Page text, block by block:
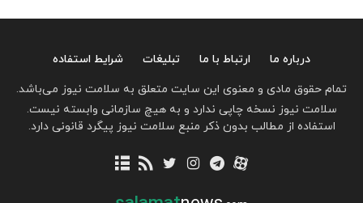
درباره ما ارتباط با ما تبلیغات
شرایط استفاده
تمام حقوق مادی و معنوی این سایت متعلق به سلامت نیوز می‌باشد.
سلامت نیوز نسخه چاپی ندارد و به هیچ سازمانی وابسته نیست.
استفاده از مطالب بدون ذکر منبع سلامت نیوز پیگرد قانونی دارد.